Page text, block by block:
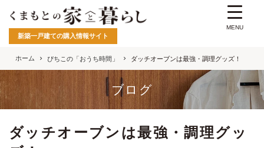
新築一戸建ての購入情報サイト
ホーム ぴちこの「おうち時間」 ダッチオーブンは最強・調理グッズ！
ブログ
ダッチオーブンは最強・調理グッ
MENU